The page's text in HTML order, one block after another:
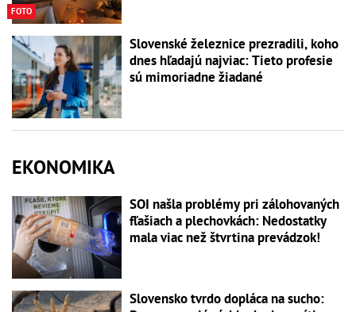
FOTO
Slovenské železnice prezradili, koho
dnes hľadajú najviac: Tieto profesie
sú mimoriadne žiadané
EKONOMIKA
SOI našla problémy pri zálohovaných
fľašiach a plechovkách: Nedostatky
mala viac než štvrtina prevádzok!
Slovensko tvrdo dopláca na sucho: